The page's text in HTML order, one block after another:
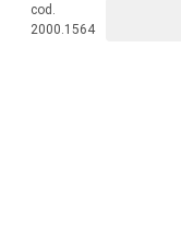
trasformazioni.
cod.
2000.1564